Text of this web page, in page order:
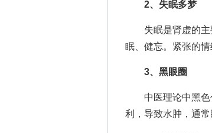
2、失眠多梦
失眠是肾虚的主
眠、健忘。紧张的
3、黑眼圈
中医理论中黑色
利，导致水肿，通常